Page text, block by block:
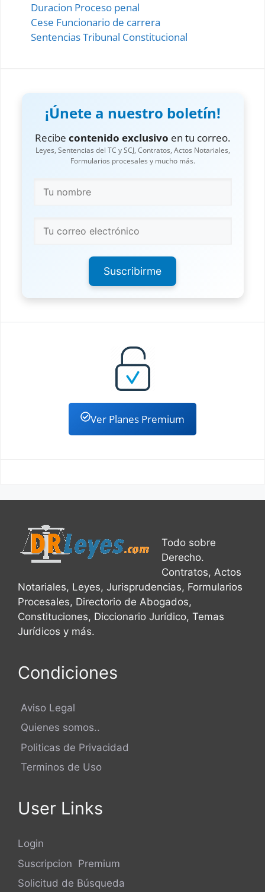
Duracion Proceso penal
Cese Funcionario de carrera
Sentencias Tribunal Constitucional
¡Únete a nuestro boletín!
Recibe contenido exclusivo en tu correo.
Leyes, Sentencias del TC y SCJ, Contratos, Actos Notariales,
Formularios procesales y mucho más.
Suscribirme
Ver Planes Premium
Todo sobre
Derecho.
Contratos, Actos
Notariales, Leyes, Jurisprudencias, Formularios
Procesales, Directorio de Abogados,
Constituciones, Diccionario Jurídico, Temas
Jurídicos y más.
Condiciones
Aviso Legal
Quienes somos..
Politicas de Privacidad
Terminos de Uso
User Links
Login
Suscripcion Premium
Solicitud de Búsqueda